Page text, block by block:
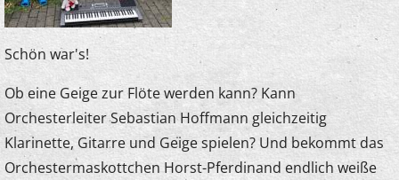
Schön war's!
Ob eine Geige zur Flöte werden kann? Kann
Orchesterleiter Sebastian Hoffmann gleichzeitig
Klarinette, Gitarre und Geige spielen? Und bekommt das
Orchestermaskottchen Horst-Pferdinand endlich weiße